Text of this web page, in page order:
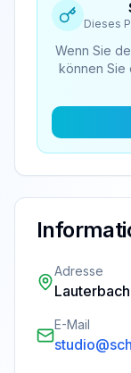
Dieses
Wenn Sie
können Sie
Adresse
E-Mail